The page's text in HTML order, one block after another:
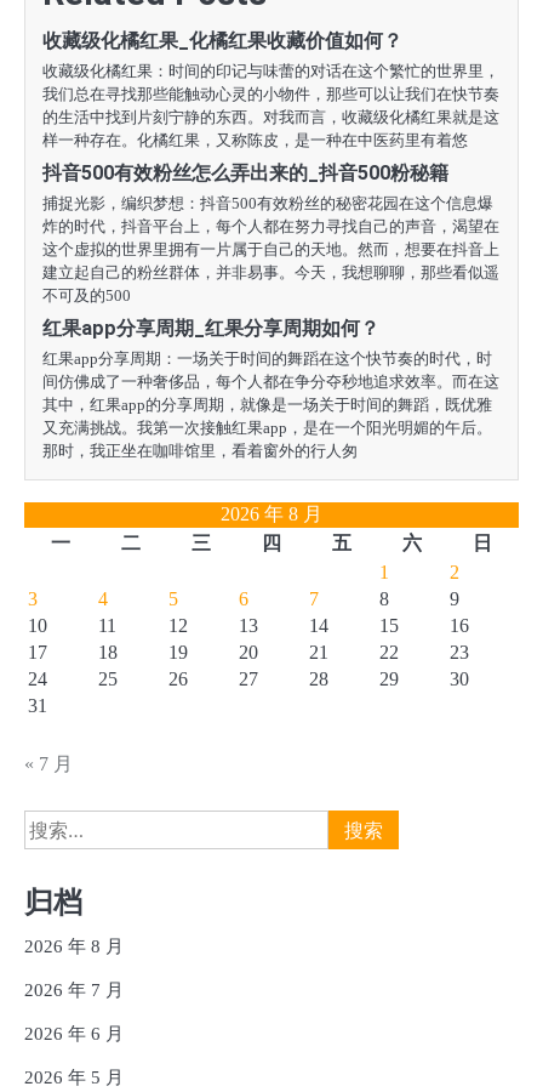
航
收藏级化橘红果_化橘红果收藏价值如何？
收藏级化橘红果：时间的印记与味蕾的对话在这个繁忙的世界里，
我们总在寻找那些能触动心灵的小物件，那些可以让我们在快节奏
的生活中找到片刻宁静的东西。对我而言，收藏级化橘红果就是这
样一种存在。化橘红果，又称陈皮，是一种在中医药里有着悠
抖音500有效粉丝怎么弄出来的_抖音500粉秘籍
捕捉光影，编织梦想：抖音500有效粉丝的秘密花园在这个信息爆
炸的时代，抖音平台上，每个人都在努力寻找自己的声音，渴望在
这个虚拟的世界里拥有一片属于自己的天地。然而，想要在抖音上
建立起自己的粉丝群体，并非易事。今天，我想聊聊，那些看似遥
不可及的500
红果app分享周期_红果分享周期如何？
红果app分享周期：一场关于时间的舞蹈在这个快节奏的时代，时
间仿佛成了一种奢侈品，每个人都在争分夺秒地追求效率。而在这
其中，红果app的分享周期，就像是一场关于时间的舞蹈，既优雅
又充满挑战。我第一次接触红果app，是在一个阳光明媚的午后。
那时，我正坐在咖啡馆里，看着窗外的行人匆
2026 年 8 月
一
二 三 四 五 六
日
1
2
3
4 5 6 7 8
9
10
11 12 13 14 15
16
17
18 19 20 21 22
23
24
25 26 27 28 29
30
31
« 7 月
搜
索：
归档
2026 年 8 月
2026 年 7 月
2026 年 6 月
2026 年 5 月